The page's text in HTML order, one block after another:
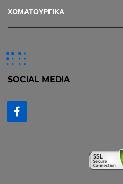
ΧΩΜΑΤΟΥΡΓΙΚΑ
SOCIAL MEDIA